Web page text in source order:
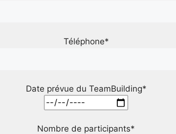
Téléphone*
Date prévue du TeamBuilding*
Nombre de participants*